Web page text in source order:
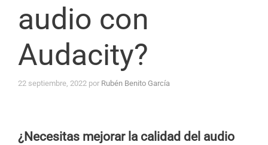
audio con
Audacity?
22 septiembre, 2022 por Rubén Benito García
¿Necesitas mejorar la calidad del audio